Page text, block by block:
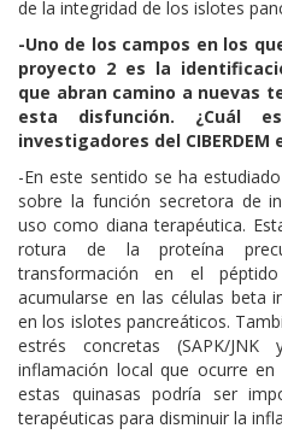
de la integridad de los islotes
-Uno de los campos en los
proyecto 2 es la
que abran camino a nuevas
esta disfunción. ¿Cuál
investigadores del CIBERDEM
-En este sentido se ha
sobre la función secretora de
uso como diana terapéutica.
rotura de la proteína
transformación en el
acumularse en las células beta
en los islotes pancreáticos.
estrés concretas (SAPK/
inflamación local que ocurre
estas quinasas podría ser
terapéuticas para disminuir la